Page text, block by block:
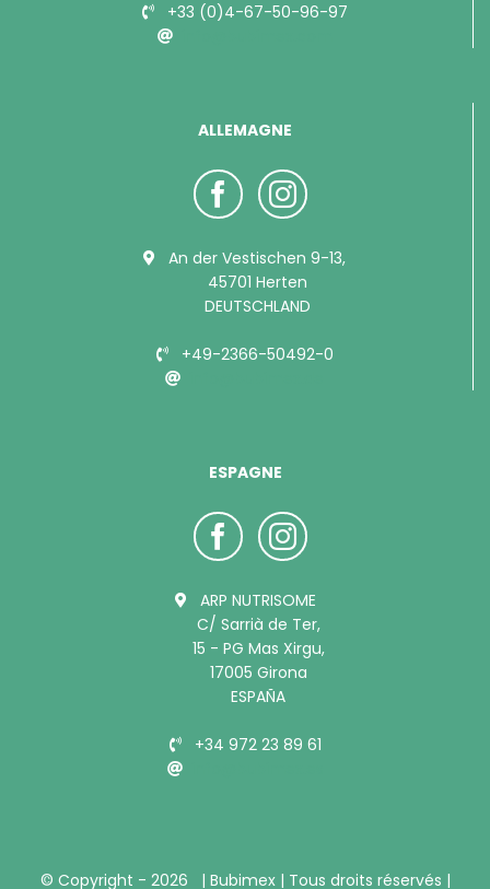
+33 (0)4-67-50-96-97
ALLEMAGNE
An der Vestischen 9-13,
45701 Herten
DEUTSCHLAND
+49-2366-50492-0
ESPAGNE
ARP NUTRISOME
C/ Sarrià de Ter,
15 - PG Mas Xirgu,
17005 Girona
ESPAÑA
+34 972 23 89 61
© Copyright - 2026 | Bubimex | Tous droits réservés |